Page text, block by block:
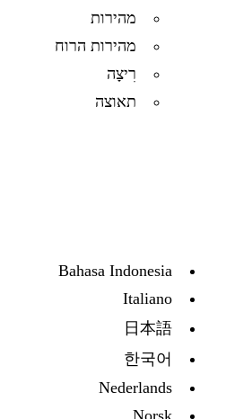
מהירות
מהירות הרוח
רִיצָה
תאוצה
Bahasa Indonesia
Italiano
日本語
한국어
Nederlands